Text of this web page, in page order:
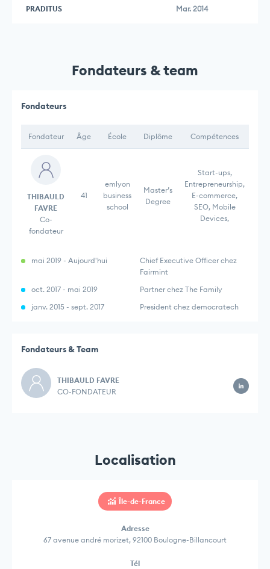
PRADITUS Mar. 2014
Fondateurs & team
Fondateurs
Fondateur Âge École Diplôme Compétences
THIBAULD
FAVRE
Co-
fondateur
41
emlyon
business
school
Master’s
Degree
Start-ups,
Entrepreneurship,
E-commerce,
SEO, Mobile
Devices,
mai 2019 - Aujourd'hui
Chief Executive Officer chez
Fairmint
oct. 2017 - mai 2019
Partner chez The Family
janv. 2015 - sept. 2017
President chez democratech
Fondateurs & Team
THIBAULD FAVRE
CO-FONDATEUR
Localisation
Île-de-France
Adresse
67 avenue andré morizet, 92100 Boulogne-Billancourt
Tél